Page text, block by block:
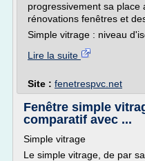
progressivement sa place
rénovations fenêtres et
Simple vitrage : niveau
Lire la suite
Site : fenetrespvc.net
Fenêtre simple
comparatif avec ...
Simple vitrage
Le simple vitrage, de par